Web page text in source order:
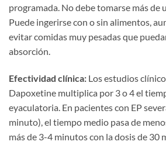
programada. No debe tomarse más de
Puede ingerirse con o sin alimentos,
evitar comidas muy pesadas que
absorción.
Efectividad clínica: Los estudios
Dapoxetine multiplica por 3 o 4 el
eyaculatoria. En pacientes con EP
minuto), el tiempo medio pasa de
más de 3-4 minutos con la dosis de 30